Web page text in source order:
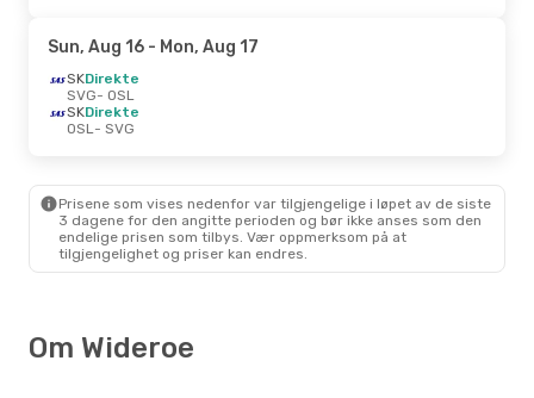
Sun, Aug 16 - Mon, Aug 17
SKDirekte
SVG- OSL
SKDirekte
OSL- SVG
Prisene som vises nedenfor var tilgjengelige i løpet av de siste
3 dagene for den angitte perioden og bør ikke anses som den
endelige prisen som tilbys. Vær oppmerksom på at
tilgjengelighet og priser kan endres.
Om Wideroe